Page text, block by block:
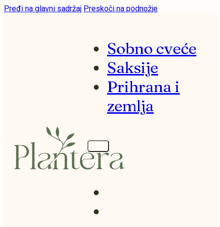
Pređi na glavni sadržaj Preskoči na podnožje
Sobno cveće
Saksije
Prihrana i
zemlja